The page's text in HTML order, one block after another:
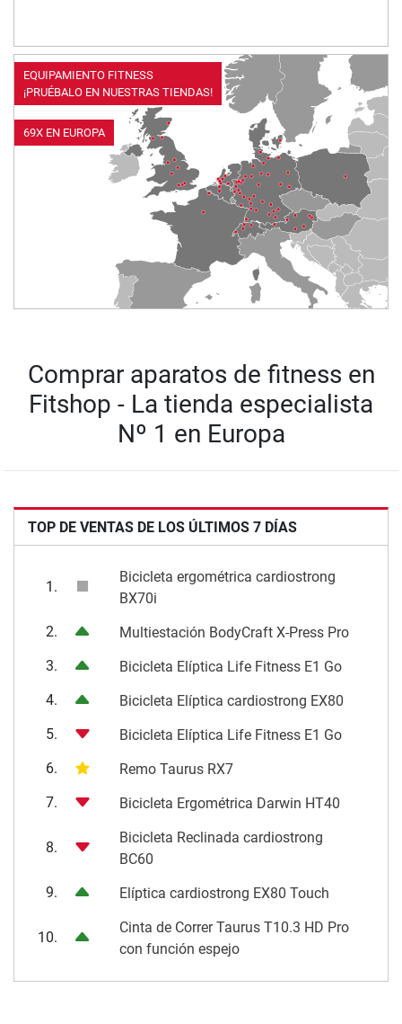
EQUIPAMIENTO FITNESS
¡PRUÉBALO EN NUESTRAS TIENDAS!
69X EN EUROPA
Comprar aparatos de fitness en
Fitshop - La tienda especialista
Nº 1 en Europa
TOP DE VENTAS DE LOS ÚLTIMOS 7 DÍAS
1.
Bicicleta ergométrica cardiostrong
BX70i
2.
Multiestación BodyCraft X-Press Pro
3.
Bicicleta Elíptica Life Fitness E1 Go
4.
Bicicleta Elíptica cardiostrong EX80
5.
Bicicleta Elíptica Life Fitness E1 Go
6.
Remo Taurus RX7
7.
Bicicleta Ergométrica Darwin HT40
8.
Bicicleta Reclinada cardiostrong
BC60
9.
Elíptica cardiostrong EX80 Touch
10.
Cinta de Correr Taurus T10.3 HD Pro
con función espejo